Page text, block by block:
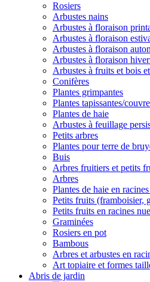
Rosiers
Arbustes nains
Arbustes à floraison
Arbustes à floraison
Arbustes à floraison
Arbustes à floraison
Arbustes à fruits et bois
Conifères
Plantes grimpantes
Plantes tapissantes/
Plantes de haie
Arbustes à feuillage
Petits arbres
Plantes pour terre de
Buis
Arbres fruitiers et petits
Arbres
Plantes de haie en
Petits fruits (framboisier,
Petits fruits en racines
Graminées
Rosiers en pot
Bambous
Arbres et arbustes en
Art topiaire et formes
Abris de jardin